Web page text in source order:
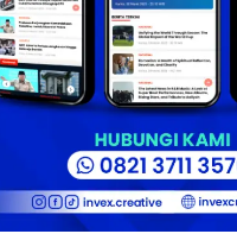
Akar Sejarah Ulang
PPU, Pertentangan
Peringatan vs
UU 7/2002